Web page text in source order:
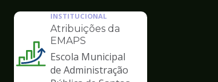
Ilustração
INSTITUCIONAL
Atribuições da
EMAPS
Escola Municipal
de Administração